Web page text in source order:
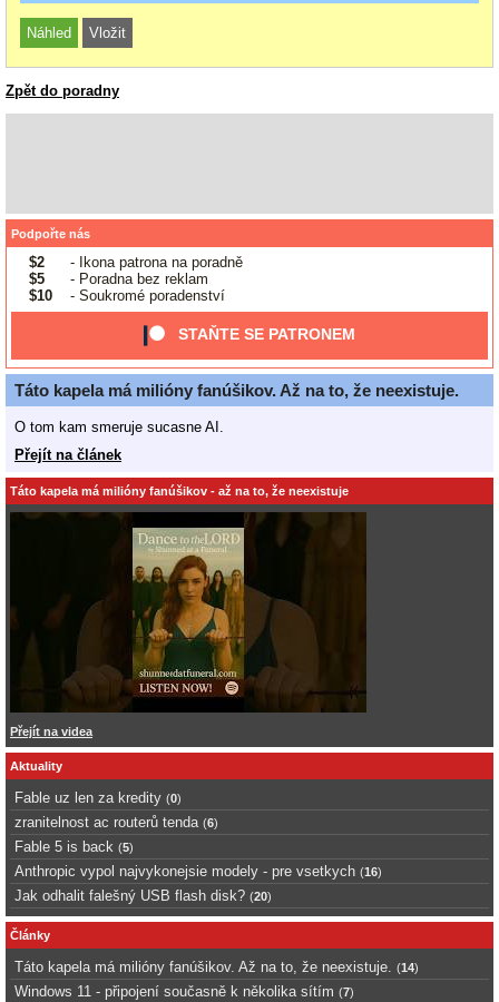
Zpět do poradny
Podpořte nás
$2
- Ikona patrona na poradně
$5
- Poradna bez reklam
$10
- Soukromé poradenství
STAŇTE SE PATRONEM
Táto kapela má milióny fanúšikov. Až na to, že neexistuje.
O tom kam smeruje sucasne AI.
Přejít na článek
Táto kapela má milióny fanúšikov - až na to, že neexistuje
Přejít na videa
Aktuality
Fable uz len za kredity (0)
zranitelnost ac routerů tenda (6)
Fable 5 is back (5)
Anthropic vypol najvykonejsie modely - pre vsetkych (16)
Jak odhalit falešný USB flash disk? (20)
Články
Táto kapela má milióny fanúšikov. Až na to, že neexistuje. (14)
Windows 11 - připojení současně k několika sítím (7)